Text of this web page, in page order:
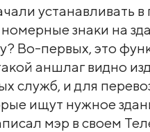
устанавливать в
знаки на
Во-первых, это
аншлаг видно
служб, и для
ищут нужное
мэр в своем